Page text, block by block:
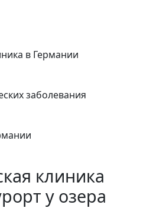
клиника
у озера